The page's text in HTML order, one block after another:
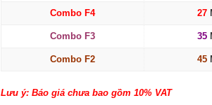
Combo F4 27
Combo F3 35
Combo F2 45
Lưu ý: Báo giá chưa bao gồm 10% VAT